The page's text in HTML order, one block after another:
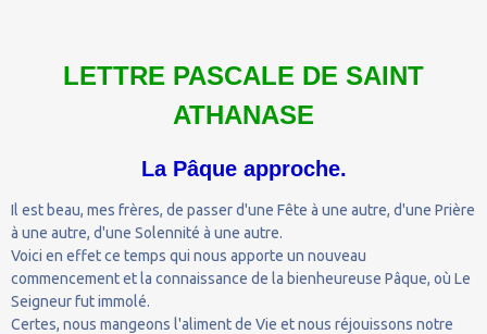
LETTRE PASCALE DE SAINT
ATHANASE
La Pâque approche.
Il est beau, mes frères, de passer d'une Fête à une autre, d'une Prière
à une autre, d'une Solennité à une autre.
Voici en effet ce temps qui nous apporte un nouveau
commencement et la connaissance de la bienheureuse Pâque, où Le
Seigneur fut immolé.
Certes, nous mangeons l'aliment de Vie et nous réjouissons notre